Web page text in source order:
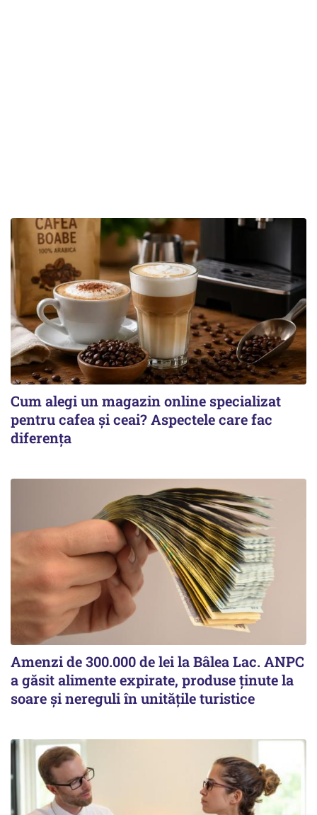
Cum alegi un magazin online specializat
pentru cafea și ceai? Aspectele care fac
diferența
Amenzi de 300.000 de lei la Bâlea Lac. ANPC
a găsit alimente expirate, produse ținute la
soare și nereguli în unitățile turistice